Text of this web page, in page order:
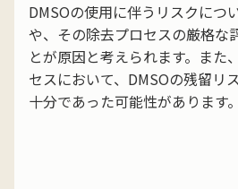
DMSOの使用に伴うリスクにつ
や、その除去プロセスの厳格な
とが原因と考えられます。また
セスにおいて、DMSOの残留リ
十分であった可能性があります。